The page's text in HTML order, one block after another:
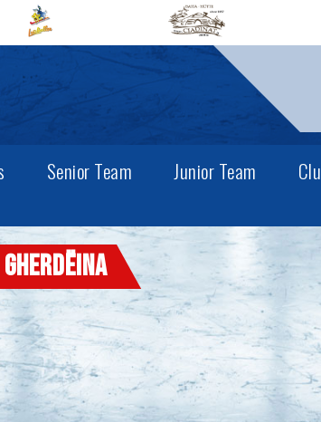
Senior Team Junior Team